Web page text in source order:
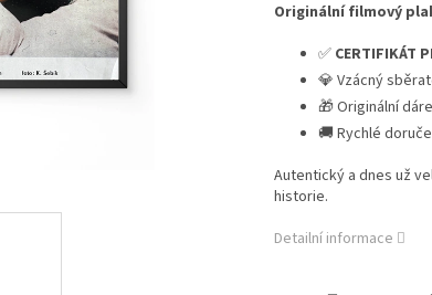
Originální filmový
✅ CERTIFIKÁT
💎 Vzácný
🎁 Originální
🚚 Rychlé
Autentický a dnes už
historie.
Detailní informace